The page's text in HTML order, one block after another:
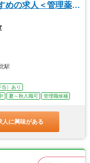
めの求人＜管理薬剤
駅
）あり
夏～秋入職可 管理職候補
人に興味がある